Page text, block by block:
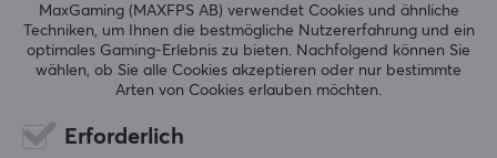
Level 11
Mashing Commander
PC
Xbox
Leise
Fantastisch. Sie sind die leisesten, mit denen ich je
zu tun hatte. Sehr zu empfehlen, wenn man wie ich
den Geräuschpegel der Tastatur senken muss.
MaxGaming (MAXFPS AB) verwendet Cookies und ähnliche
Techniken, um Ihnen die bestmögliche Nutzererfahrung und ein
optimales Gaming-Erlebnis zu bieten.
Nachfolgend können Sie
wählen, ob Sie alle Cookies akzeptieren oder nur bestimmte
Arten von Cookies erlauben möchten.
Erforderlich